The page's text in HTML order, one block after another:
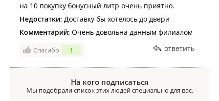
на 10 покупку бонусный литр очень приятно.
Недостатки: Доставку бы хотелось до двери
Комментарий: Очень довольна данным филиалом
Спасибо 1 ответить
На кого подписаться
Мы подобрали список этих людей специально для вас.